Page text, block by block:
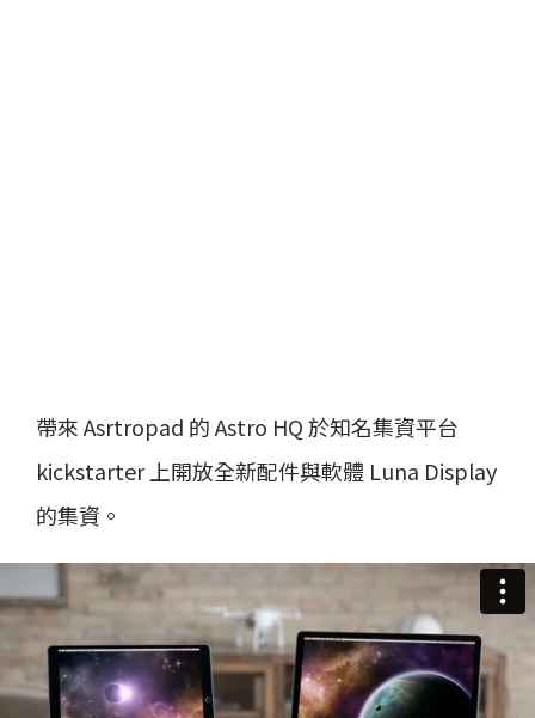
帶來 Asrtropad 的 Astro HQ 於知名集資平台
kickstarter 上開放全新配件與軟體 Luna Display
的集資。